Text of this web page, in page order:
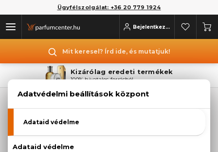
Ügyfélszolgálat: +36 20 779 1924
Bejelentkezés
Mit keresel? Írd ide, és mutatjuk!
Kizárólag eredeti termékek
100% hivatalos forrásból
Sajnos jelenleg a márka egyetlen terméke sem